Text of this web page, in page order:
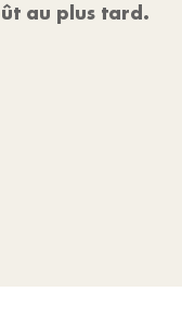
au plus tard.